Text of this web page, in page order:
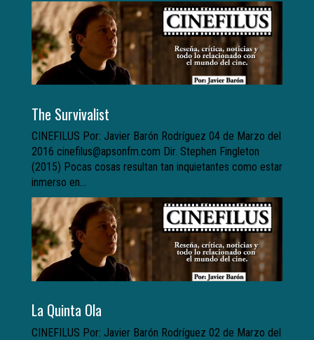
The Survivalist
CINEFILUS Por: Javier Barón Rodríguez 04 de Marzo del
2016 cinefilus@apsonfm.com Dir. Stephen Fingleton
(2015) Pocas cosas resultan tan inquietantes como estar
inmerso en...
La Quinta Ola
CINEFILUS Por: Javier Barón Rodríguez 02 de Marzo del